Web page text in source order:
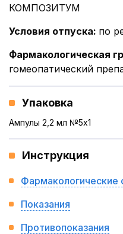
КОМПОЗИТУМ
Условия отпуска: по
Фармакологическая
гомеопатический
Упаковка
Ампулы 2,2 мл №5x1
Инструкция
Фармакологические
Показания
Противопоказания